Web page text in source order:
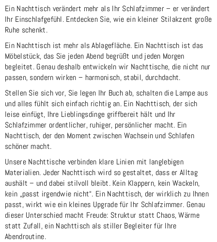
Ein Nachttisch verändert mehr als Ihr Schlafzimmer – er verändert
Ihr Einschlafgefühl. Entdecken Sie, wie ein kleiner Stilakzent große
Ruhe schenkt.
Ein Nachttisch ist mehr als Ablagefläche. Ein Nachttisch ist das
Möbelstück, das Sie jeden Abend begrüßt und jeden Morgen
begleitet. Genau deshalb entwickeln wir Nachttische, die nicht nur
passen, sondern wirken – harmonisch, stabil, durchdacht.
Stellen Sie sich vor, Sie legen Ihr Buch ab, schalten die Lampe aus
und alles fühlt sich einfach richtig an. Ein Nachttisch, der sich
leise einfügt, Ihre Lieblingsdinge griffbereit hält und Ihr
Schlafzimmer ordentlicher, ruhiger, persönlicher macht. Ein
Nachttisch, der den Moment zwischen Wachsein und Schlafen
schöner macht.
Unsere Nachttische verbinden klare Linien mit langlebigen
Materialien. Jeder Nachttisch wird so gestaltet, dass er Alltag
aushält – und dabei stilvoll bleibt. Kein Klappern, kein Wackeln,
kein „passt irgendwie nicht“. Ein Nachttisch, der wirklich zu Ihnen
passt, wirkt wie ein kleines Upgrade für Ihr Schlafzimmer. Genau
dieser Unterschied macht Freude: Struktur statt Chaos, Wärme
statt Zufall, ein Nachttisch als stiller Begleiter für Ihre
Abendroutine.